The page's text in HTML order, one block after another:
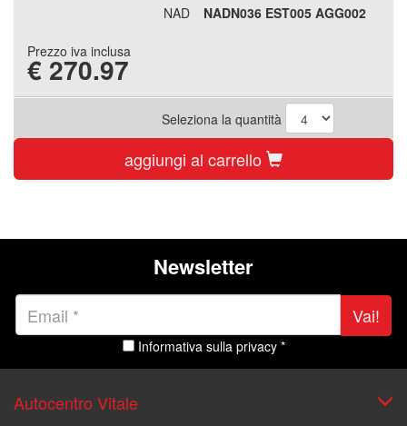
NAD
NADN036 EST005 AGG002
Prezzo iva inclusa
€ 270.97
Seleziona la quantità
aggiungi al carrello
Newsletter
Vai!
Informativa sulla privacy *
Autocentro Vitale